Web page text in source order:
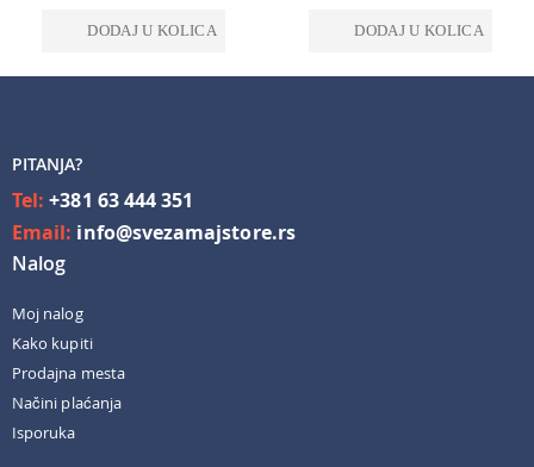
DODAJ U KOLICA DODAJ U KOLICA
PITANJA?
Tel:+381 63 444 351
Email: info@svezamajstore.rs
Nalog
Moj nalog
Kako kupiti
Prodajna mesta
Načini plaćanja
Isporuka